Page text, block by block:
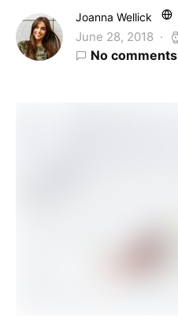
Joanna Wellick
June 28, 2018
No comments